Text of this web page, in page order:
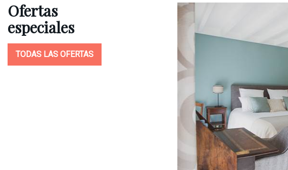
Ofertas
especiales
TODAS LAS OFERTAS